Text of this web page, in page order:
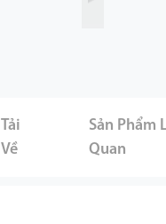
Tải
Về
Sản Phẩm
Quan